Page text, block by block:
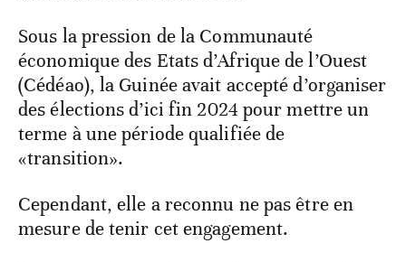
Sous la pression de la Communauté
économique des Etats d’Afrique de l’Ouest
(Cédéao), la Guinée avait accepté d’organiser
des élections d’ici fin 2024 pour mettre un
terme à une période qualifiée de
«transition».
Cependant, elle a reconnu ne pas être en
mesure de tenir cet engagement.